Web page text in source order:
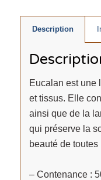
Description
Eucalan est une
et tissus. Elle
ainsi que de la
qui préserve la
beauté de toutes
– Contenance :